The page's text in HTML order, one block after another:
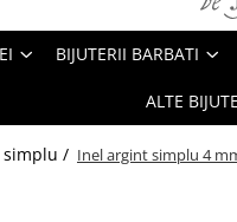
BIJUTERII BARBATI
ALTE
simplu / Inel argint simplu 4